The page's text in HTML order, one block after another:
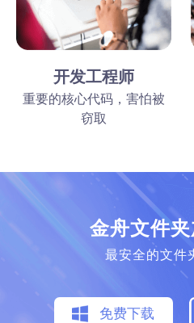
开发工程师
重要的核心代码，害怕被
窃取
金舟文件
最安全的文件
免费下载